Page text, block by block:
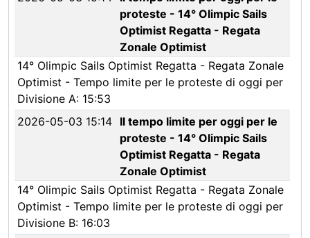
proteste - 14° Olimpic Sails
Optimist Regatta - Regata
Zonale Optimist
14° Olimpic Sails Optimist Regatta - Regata Zonale
Optimist - Tempo limite per le proteste di oggi per
Divisione A: 15:53
2026-05-03 15:14 Il tempo limite per oggi per le
proteste - 14° Olimpic Sails
Optimist Regatta - Regata
Zonale Optimist
14° Olimpic Sails Optimist Regatta - Regata Zonale
Optimist - Tempo limite per le proteste di oggi per
Divisione B: 16:03